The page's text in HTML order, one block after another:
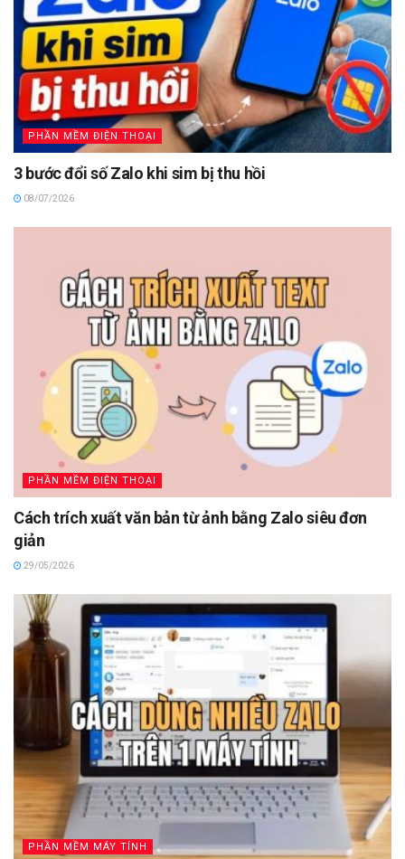
PHẦN MỀM ĐIỆN THOẠI
3 bước đổi số Zalo khi sim bị thu hồi
08/07/2026
PHẦN MỀM ĐIỆN THOẠI
Cách trích xuất văn bản từ ảnh bằng Zalo siêu đơn
giản
29/05/2026
PHẦN MỀM MÁY TÍNH